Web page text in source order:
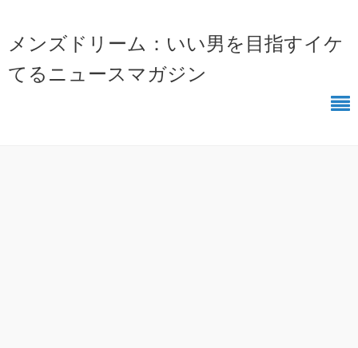
メンズドリーム：いい男を目指すイケ
てるニュースマガジン